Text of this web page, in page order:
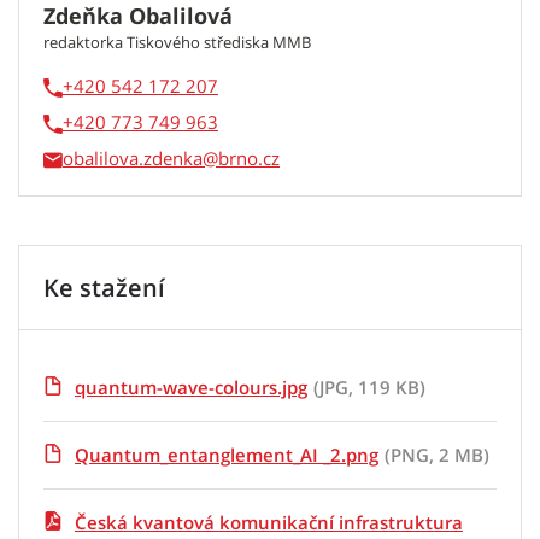
Zdeňka Obalilová
redaktorka Tiskového střediska MMB
+420 542 172 207
+420 773 749 963
obalilova.zdenka
Ke stažení
quantum-wave-colours.jpg (JPG, 119 KB)
Quantum_entanglement_AI _2.png (PNG, 2 MB)
Česká kvantová komunikační infrastruktura